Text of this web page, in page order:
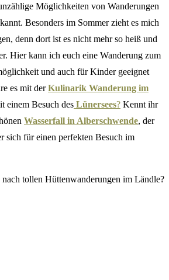
Möglichkeiten von Wanderungen
Besonders im Sommer zieht es mich
denn dort ist es nicht mehr so heiß und
Hier kann ich euch eine Wanderung zum
und auch für Kinder geeignet
es mit derKulinarik Wanderung im
einem Besuch des Lünersees? Kennt ihr
Wasserfall in Alberschwende, der
sich für einen perfekten Besuch im
tollen Hüttenwanderungen im Ländle?